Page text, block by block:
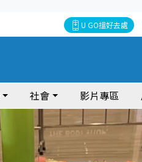
U GO搵好去處
社會 影片專區